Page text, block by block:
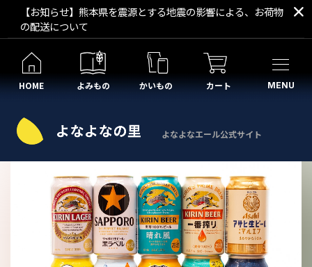
【お知らせ】熊本県を震源とする地震の影響による、お荷物
の配送について
HOME よみもの かいもの カート MENU
よなよなエール公式サイト